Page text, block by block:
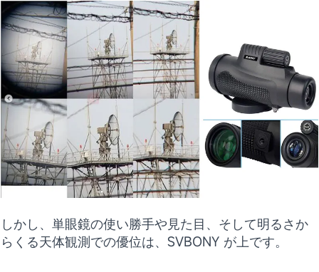
しかし、単眼鏡の使い勝手や見た目、そして明るさか
らくる天体観測での優位は、SVBONY が上です。